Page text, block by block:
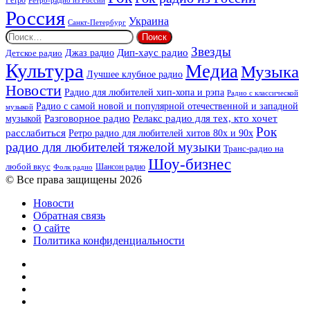
Россия Санкт-Петербург Украина
Найти:
Детское радио Джаз радио Дип-хаус радио Звезды
Культура Лучшее клубное радио Медиа Музыка
Новости Радио для любителей хип-хопа и рэпа Радио с классической
музыкой Радио с самой новой и популярной отечественной и западной
музыкой Разговорное радио Релакс радио для тех, кто хочет
расслабиться Ретро радио для любителей хитов 80х и 90х Рок
радио для любителей тяжелой музыки Транс-радио на
любой вкус Фолк радио Шансон радио Шоу-бизнес
© Все права защищены 2026
Новости
Обратная связь
О сайте
Политика конфиденциальности